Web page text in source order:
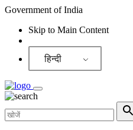
Government of India
Skip to Main Content
हिन्दी